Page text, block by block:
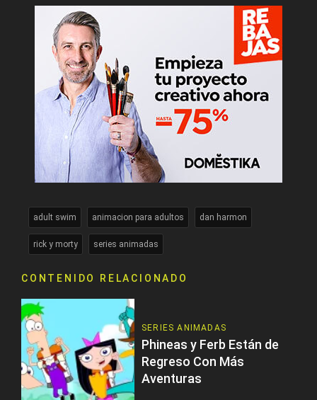
adult swim animacion para adultos dan harmon
rick y morty series animadas
CONTENIDO RELACIONADO
SERIES ANIMADAS
Phineas y Ferb Están de
Regreso Con Más
Aventuras